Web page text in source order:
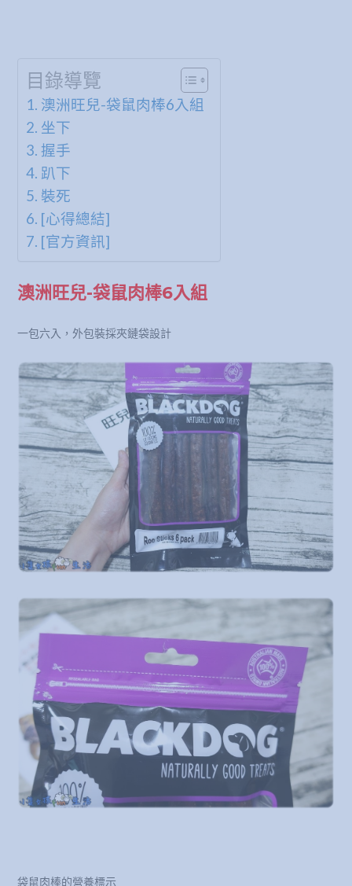
目錄導覽
澳洲旺兒-袋鼠肉棒6入組
坐下
握手
趴下
裝死
[心得總結]
[官方資訊]
澳洲旺兒-袋鼠肉棒6入組
一包六入，外包裝採夾鏈袋設計
袋鼠肉棒的營養標示